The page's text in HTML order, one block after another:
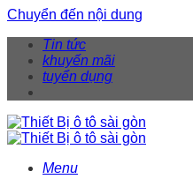
Chuyển đến nội dung
Tin tức
khuyến mãi
tuyển dụng
Menu